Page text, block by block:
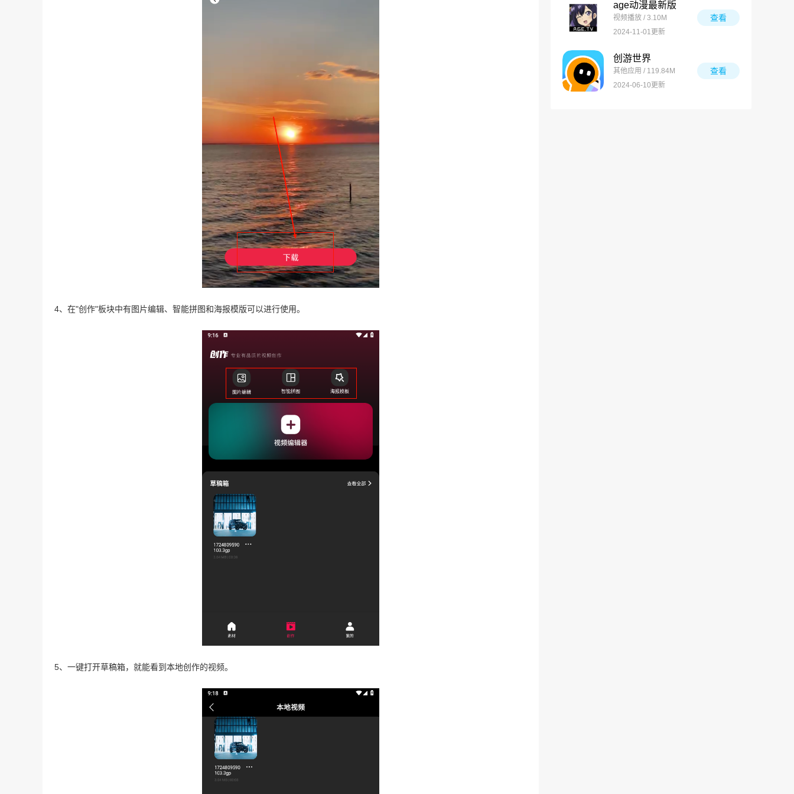
4、在"创作"板块中有图片编辑、智能拼图和海报模版可以进行使用。
5、一键打开草稿箱，就能看到本地创作的视频。
age动漫最新版
视频播放 / 3.10M
2024-11-01更新
查看
创游世界
其他应用 / 119.84M
2024-06-10更新
查看